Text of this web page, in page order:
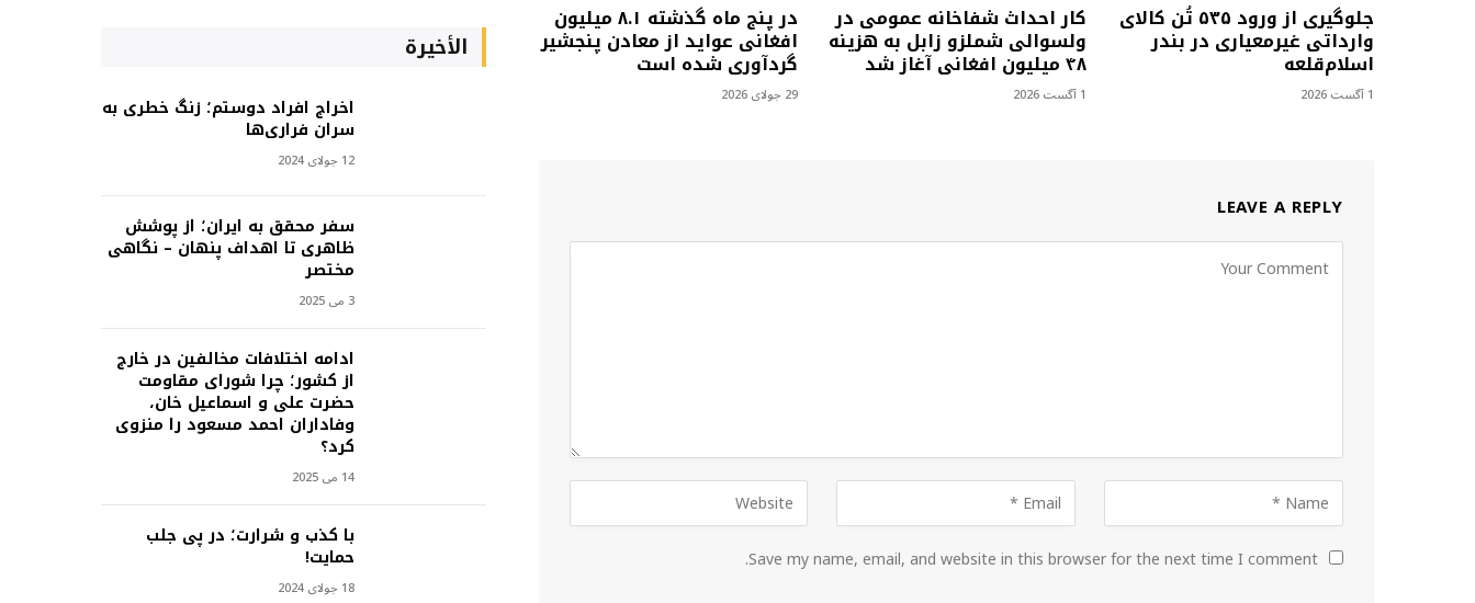
جلوگیری از ورود ۵۳۵ تُن کالای
وارداتی غیرمعیاری در بندر
اسلام‌قلعه
1 آگست 2026
کار احداث شفاخانه عمومی در
ولسوالی شملزو زابل به هزینه
۴۸ میلیون افغانی آغاز شد
1 آگست 2026
در پنج ماه گذشته ۸.۱ میلیون
افغانی عواید از معادن پنجشیر
گردآوری شده است
29 جولای 2026
LEAVE A REPLY
Save my name, email, and website in this browser for the next time I comment.
الأخيرة
اخراج افراد دوستم؛ زنگ خطری به
سران فراری‌ها
12 جولای 2024
سفر محقق به ایران؛ از پوشش
ظاهری تا اهداف پنهان – نگاهی
مختصر
3 می 2025
ادامه اختلافات مخالفین در خارج
از کشور؛ چرا شورای مقاومت
حضرت علی و اسماعیل خان،
وفاداران احمد مسعود را منزوی
کرد؟
14 می 2025
با کذب و شرارت؛ در پی جلب
حمایت!
18 جولای 2024